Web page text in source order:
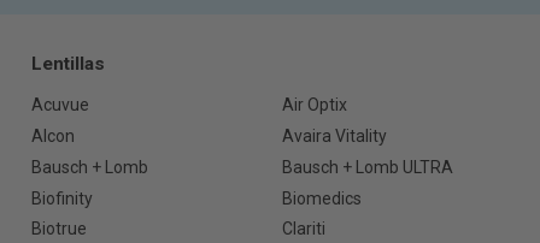
Lentillas
Acuvue
Air Optix
Alcon
Avaira Vitality
Bausch + Lomb
Bausch + Lomb ULTRA
Biofinity
Biomedics
Biotrue
Clariti